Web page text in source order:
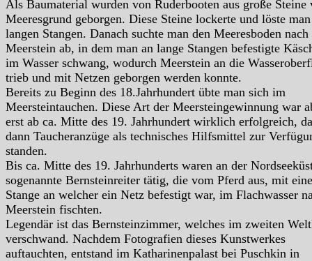
Als Baumaterial wurden von Ruderbooten aus große Steine
Meeresgrund geborgen. Diese Steine lockerte und löste
langen Stangen. Danach suchte man den Meeresboden nach
Meerstein ab, in dem man an lange Stangen befestigte
im Wasser schwang, wodurch Meerstein an die
trieb und mit Netzen geborgen werden konnte.
Bereits zu Beginn des 18.Jahrhundert übte man sich im
Meersteintauchen. Diese Art der Meersteingewinnung war
erst ab ca. Mitte des 19. Jahrhundert wirklich erfolgreich,
dann Taucheranzüge als technisches Hilfsmittel zur
standen.
Bis ca. Mitte des 19. Jahrhunderts waren an der
sogenannte Bernsteinreiter tätig, die vom Pferd aus, mit
Stange an welcher ein Netz befestigt war, im Flachwasser
Meerstein fischten.
Legendär ist das Bernsteinzimmer, welches im zweiten
verschwand. Nachdem Fotografien dieses Kunstwerkes
auftauchten, entstand im Katharinenpalast bei Puschkin in